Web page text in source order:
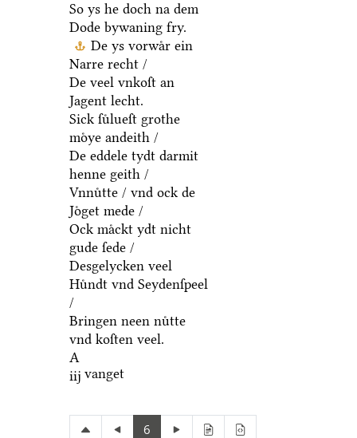
So ys he doch na dem
Dode bywaning fry.
De ys vorwaͤr ein
Narre recht /
De veel vnkoſt an
Jagent lecht.
Sick ſuͤlueſt grothe
moͤye andeith /
De eddele tydt darmit
henne geith /
Vnnuͤtte / vnd ock de
Joͤget mede /
Ock maͤckt ydt nicht
gude ſede /
Desgelycken veel
Huͤndt vnd Seydenſpeel
/
Bringen neen nuͤtte
vnd koſten veel.
A
iij vanget
6